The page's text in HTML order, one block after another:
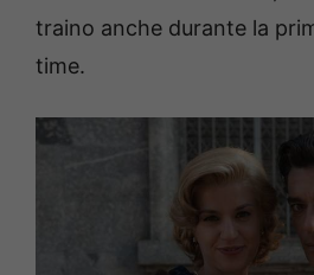
traino anche durante la
time.